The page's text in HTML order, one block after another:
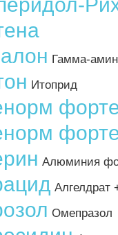
Гамма-
Итоприд
Алюминия
Алгелдрат
Омепразол